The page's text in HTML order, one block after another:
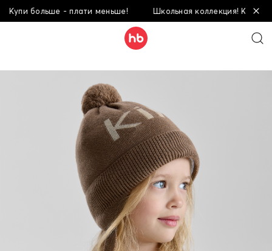
больше - плати меньше! Школьная коллекция! Купи